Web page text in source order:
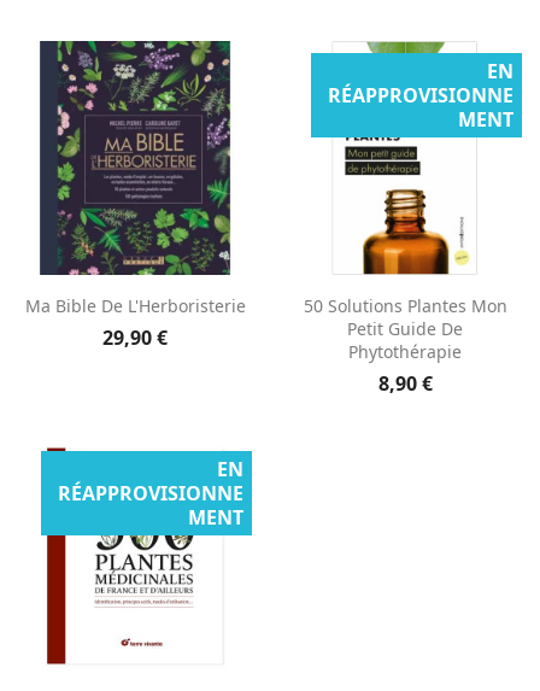
Ma Bible De L'Herboristerie
29,90 €
50 Solutions Plantes Mon
Petit Guide De
Phytothérapie
8,90 €
EN
RÉAPPROVISIONNE
MENT
EN
RÉAPPROVISIONNE
MENT